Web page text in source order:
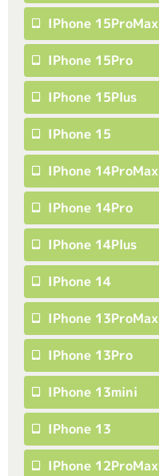
IPhone 15ProMax
IPhone 15Pro
IPhone 15Plus
IPhone 15
IPhone 14ProMax
IPhone 14Pro
IPhone 14Plus
IPhone 14
IPhone 13ProMax
IPhone 13Pro
IPhone 13mini
IPhone 13
IPhone 12ProMax